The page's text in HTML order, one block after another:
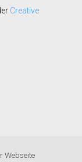
Creative
Webseite